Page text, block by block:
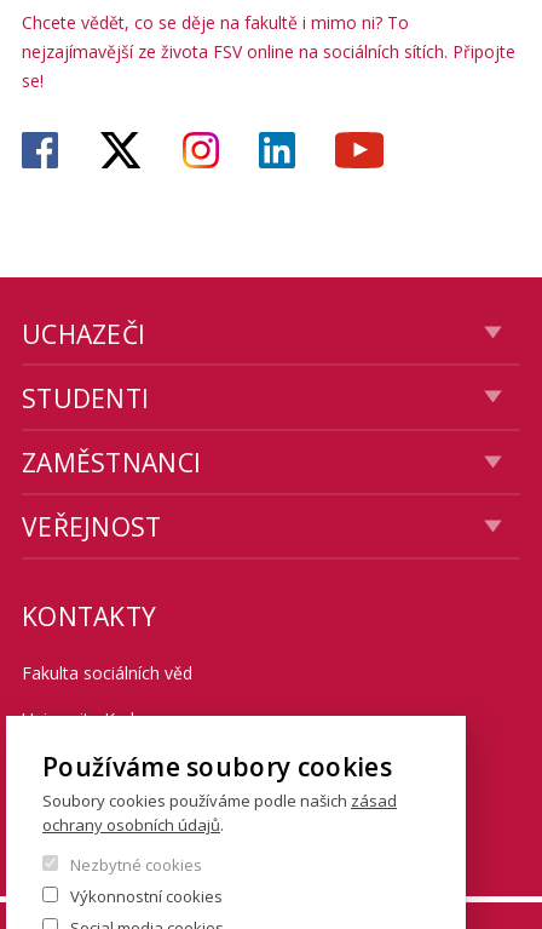
Chcete vědět, co se děje na fakultě i mimo ni? To
nejzajímavější ze života FSV online na sociálních sítích. Připojte
se!
UCHAZEČI
STUDENTI
ZAMĚSTNANCI
VEŘEJNOST
KONTAKTY
Fakulta sociálních věd
Univerzita Karlova
Smetanovo nábřeží 6
Praha 1 110 01
Tel.: + 420 222 112 111
Používáme soubory cookies
Soubory cookies používáme podle našich zásad
ochrany osobních údajů.
Nezbytné cookies
Výkonnostní cookies